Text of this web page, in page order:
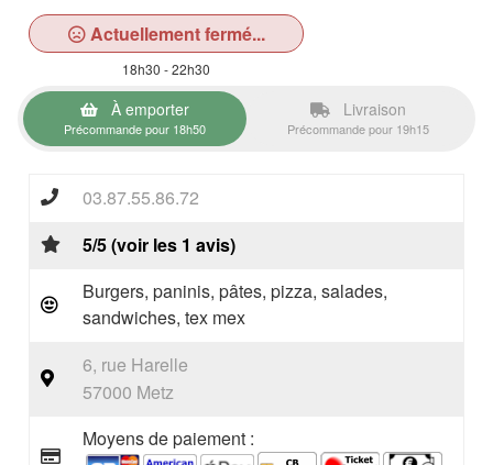
Actuellement fermé...
18h30 - 22h30
À emporter
Précommande pour 18h50
Livraison
Précommande pour 19h15
03.87.55.86.72
5/5 (voir les 1 avis)
Burgers, paninis, pâtes, pizza, salades,
sandwiches, tex mex
6, rue Harelle
57000 Metz
Moyens de paiement :